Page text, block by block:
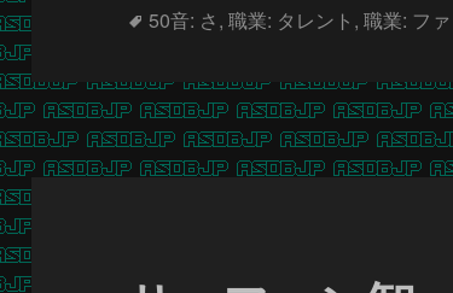
タ
50音: さ,職業: タレント ,職業: フ